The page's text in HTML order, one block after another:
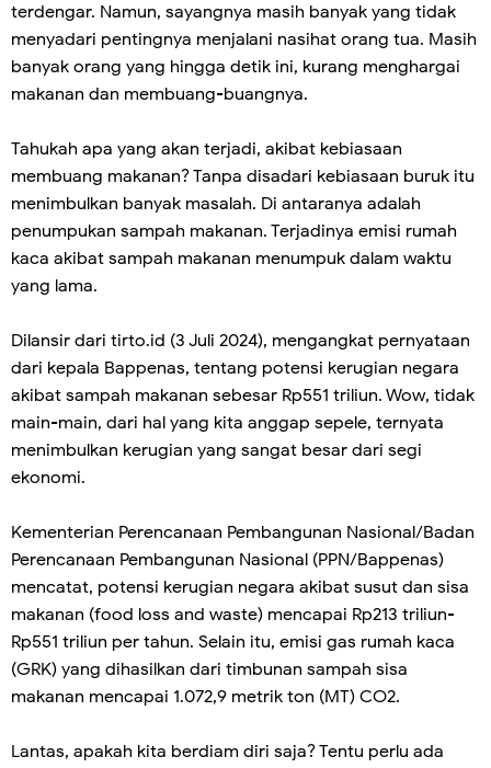
terdengar. Namun, sayangnya masih banyak yang tidak
menyadari pentingnya menjalani nasihat orang tua. Masih
banyak orang yang hingga detik ini, kurang menghargai
makanan dan membuang-buangnya.
Tahukah apa yang akan terjadi, akibat kebiasaan
membuang makanan? Tanpa disadari kebiasaan buruk itu
menimbulkan banyak masalah. Di antaranya adalah
penumpukan sampah makanan. Terjadinya emisi rumah
kaca akibat sampah makanan menumpuk dalam waktu
yang lama.
Dilansir dari tirto.id (3 Juli 2024), mengangkat pernyataan
dari kepala Bappenas, tentang potensi kerugian negara
akibat sampah makanan sebesar Rp551 triliun. Wow, tidak
main-main, dari hal yang kita anggap sepele, ternyata
menimbulkan kerugian yang sangat besar dari segi
ekonomi.
Kementerian Perencanaan Pembangunan Nasional/Badan
Perencanaan Pembangunan Nasional (PPN/Bappenas)
mencatat, potensi kerugian negara akibat susut dan sisa
makanan (food loss and waste) mencapai Rp213 triliun-
Rp551 triliun per tahun. Selain itu, emisi gas rumah kaca
(GRK) yang dihasilkan dari timbunan sampah sisa
makanan mencapai 1.072,9 metrik ton (MT) CO2.
Lantas, apakah kita berdiam diri saja? Tentu perlu ada